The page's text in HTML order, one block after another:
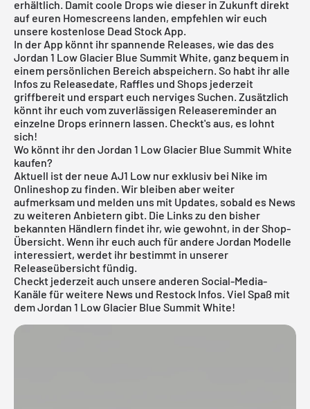
erhältlich. Damit coole Drops wie dieser in Zukunft direkt
auf euren Homescreens landen, empfehlen wir euch
unsere kostenlose Dead Stock App.
In der App könnt ihr spannende Releases, wie das des
Jordan 1 Low Glacier Blue Summit White, ganz bequem in
einem persönlichen Bereich abspeichern. So habt ihr alle
Infos zu Releasedate, Raffles und Shops jederzeit
griffbereit und erspart euch nerviges Suchen. Zusätzlich
könnt ihr euch vom zuverlässigen Releasereminder an
einzelne Drops erinnern lassen. Checkt's aus, es lohnt
sich!
Wo könnt ihr den Jordan 1 Low Glacier Blue Summit White
kaufen?
Aktuell ist der neue AJ1 Low nur exklusiv bei Nike im
Onlineshop zu finden. Wir bleiben aber weiter
aufmerksam und melden uns mit Updates, sobald es News
zu weiteren Anbietern gibt. Die Links zu den bisher
bekannten Händlern findet ihr, wie gewohnt, in der Shop-
Übersicht. Wenn ihr euch auch für andere Jordan Modelle
interessiert, werdet ihr bestimmt in unserer
Releaseübersichtfündig.
Checkt jederzeit auch unsere anderen Social-Media-
Kanäle für weitere News und Restock Infos. Viel Spaß mit
dem Jordan 1 Low Glacier Blue Summit White!